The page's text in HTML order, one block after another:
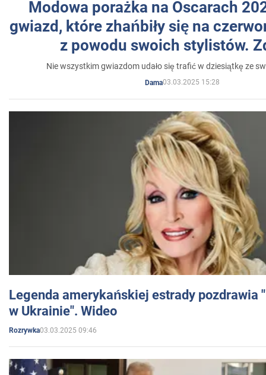
Modowa porażka na Oscarach
gwiazd, które zhańbiły się na
z powodu swoich stylistów.
Nie wszystkim gwiazdom udało się trafić w dziesiątkę ze
Dama03.03.2025 15:28
Legenda amerykańskiej estrady pozdrawia
w Ukrainie". Wideo
Rozrywka03.03.2025 09:46